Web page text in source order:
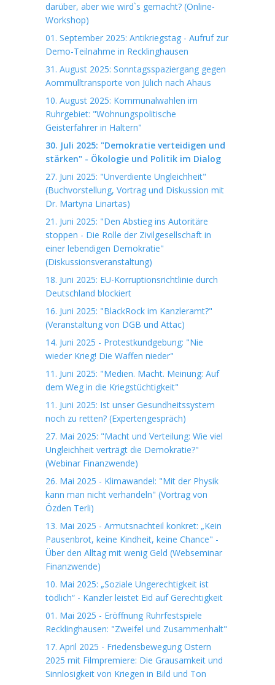
darüber, aber wie wird`s gemacht? (Online-
Workshop)
01. September 2025: Antikriegstag - Aufruf zur
Demo-Teilnahme in Recklinghausen
31. August 2025: Sonntagsspaziergang gegen
Aommülltransporte von Jülich nach Ahaus
10. August 2025: Kommunalwahlen im
Ruhrgebiet: "Wohnungspolitische
Geisterfahrer in Haltern"
30. Juli 2025: "Demokratie verteidigen und
stärken" - Ökologie und Politik im Dialog
27. Juni 2025: "Unverdiente Ungleichheit"
(Buchvorstellung, Vortrag und Diskussion mit
Dr. Martyna Linartas)
21. Juni 2025: "Den Abstieg ins Autoritäre
stoppen - Die Rolle der Zivilgesellschaft in
einer lebendigen Demokratie"
(Diskussionsveranstaltung)
18. Juni 2025: EU-Korruptionsrichtlinie durch
Deutschland blockiert
16. Juni 2025: "BlackRock im Kanzleramt?"
(Veranstaltung von DGB und Attac)
14. Juni 2025 - Protestkundgebung: "Nie
wieder Krieg! Die Waffen nieder"
11. Juni 2025: "Medien. Macht. Meinung: Auf
dem Weg in die Kriegstüchtigkeit"
11. Juni 2025: Ist unser Gesundheitssystem
noch zu retten? (Expertengespräch)
27. Mai 2025: "Macht und Verteilung: Wie viel
Ungleichheit verträgt die Demokratie?"
(Webinar Finanzwende)
26. Mai 2025 - Klimawandel: "Mit der Physik
kann man nicht verhandeln" (Vortrag von
Özden Terli)
13. Mai 2025 - Armutsnachteil konkret: „Kein
Pausenbrot, keine Kindheit, keine Chance" -
Über den Alltag mit wenig Geld (Webseminar
Finanzwende)
10. Mai 2025: „Soziale Ungerechtigkeit ist
tödlich“ - Kanzler leistet Eid auf Gerechtigkeit
01. Mai 2025 - Eröffnung Ruhrfestspiele
Recklinghausen: "Zweifel und Zusammenhalt"
17. April 2025 - Friedensbewegung Ostern
2025 mit Filmpremiere: Die Grausamkeit und
Sinnlosigkeit von Kriegen in Bild und Ton